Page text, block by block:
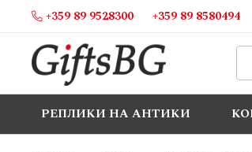
Прескачане
съдържанието
+359 89 9528300 +359 89 8580494
РЕПЛИКИ НА АНТИКИ